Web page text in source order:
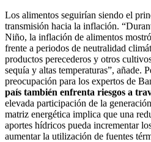
Los alimentos seguirían siendo el
transmisión hacia la inflación.
Niño, la inflación de alimentos
frente a periodos de neutralidad
productos perecederos y otros
sequía y altas temperaturas”, añade.
preocupación para los expertos de
país también enfrenta riesgos a
elevada participación de la
matriz energética implica que una
aportes hídricos pueda incrementar
aumentar la utilización de fuentes